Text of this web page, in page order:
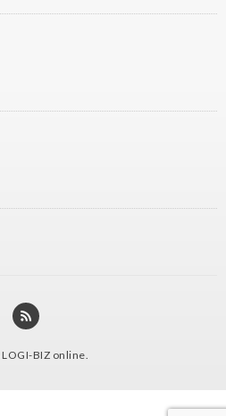
LOGI-BIZ online